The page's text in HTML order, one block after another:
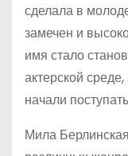
сделала в
замечен и
имя стало
актерской
начали
Мила